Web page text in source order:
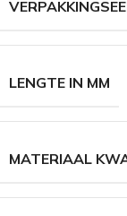
LENGTE IN MM
MATERIAAL